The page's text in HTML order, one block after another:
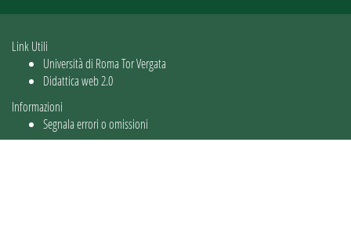
Link Utili
Università di Roma Tor Vergata
Didattica web 2.0
Informazioni
Segnala errori o omissioni